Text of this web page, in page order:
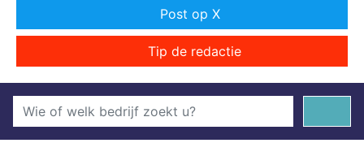
Post op X
Tip de redactie